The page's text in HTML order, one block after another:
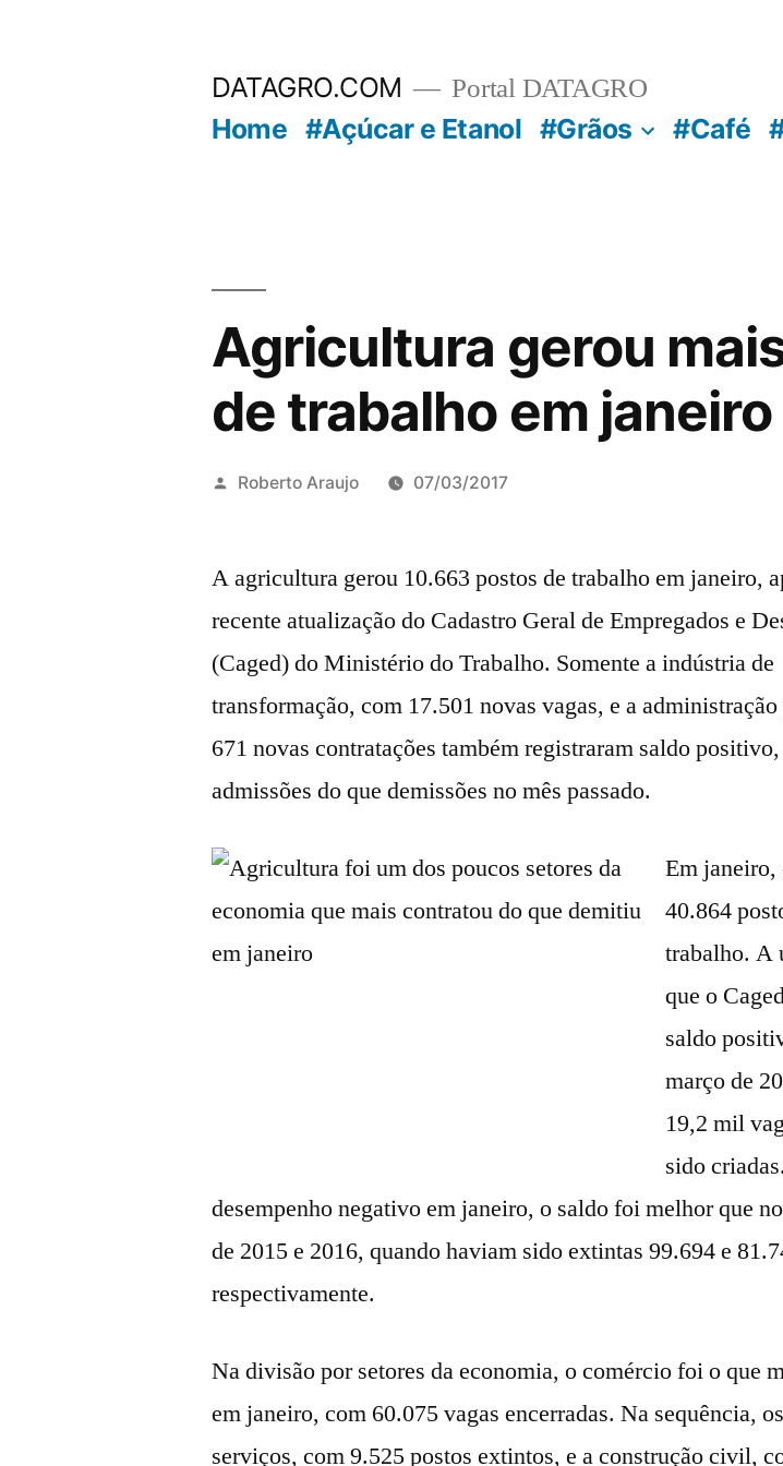
DATAGRO.COM Portal DATAGRO
Home #Açúcar e Etanol #Grãos #Café
Agricultura gerou
de trabalho em janeiro
Publicado
Roberto Araujo 07/03/2017
A agricultura gerou 10.663 postos de trabalho em janeiro,
recente atualização do Cadastro Geral de Empregados e
(Caged) do Ministério do Trabalho. Somente a indústria de
transformação, com 17.501 novas vagas, e a
671 novas contratações também registraram saldo
admissões do que demissões no mês passado.
Em janeiro,
40.864
trabalho. A
que o
saldo
março de
19,2 mil
sido
desempenho negativo em janeiro, o saldo foi melhor que
de 2015 e 2016, quando haviam sido extintas 99.694 e
respectivamente.
Na divisão por setores da economia, o comércio foi o que
em janeiro, com 60.075 vagas encerradas. Na sequência,
serviços, com 9.525 postos extintos, e a construção civil,